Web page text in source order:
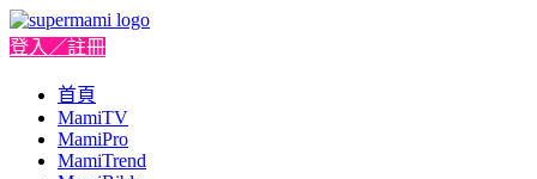
登入／註冊
首頁
MamiTV
MamiPro
MamiTrend